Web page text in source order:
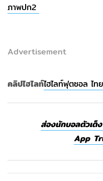
ภาพปก2
Advertisement
คลิปไฮไลท์ไฮไลท์ฟุตซอล ไท
ส่องนักบอลตัวเ
App